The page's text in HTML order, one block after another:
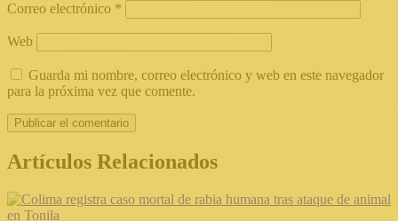
Correo electrónico *
Web
Guarda mi nombre, correo electrónico y web en este navegador
para la próxima vez que comente.
Artículos Relacionados